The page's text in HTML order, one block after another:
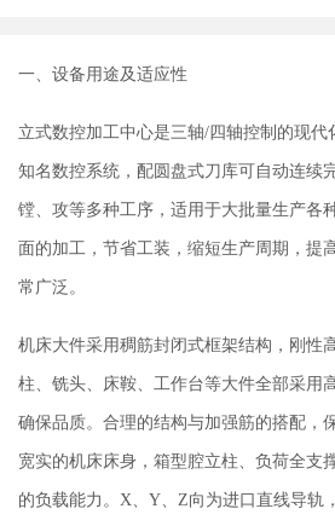
一、设备用途及适应性
立式数控加工中心是三轴/四轴控制的现代
知名数控系统，配圆盘式刀库可自动连续
镗、攻等多种工序，适用于大批量生产各
面的加工，节省工装，缩短生产周期，提
常广泛。
机床大件采用稠筋封闭式框架结构，刚性
柱、铣头、床鞍、工作台等大件全部采用
确保品质。合理的结构与加强筋的搭配，
宽实的机床床身，箱型腔立柱、负荷全支
的负载能力。X、Y、Z向为进口直线导轨